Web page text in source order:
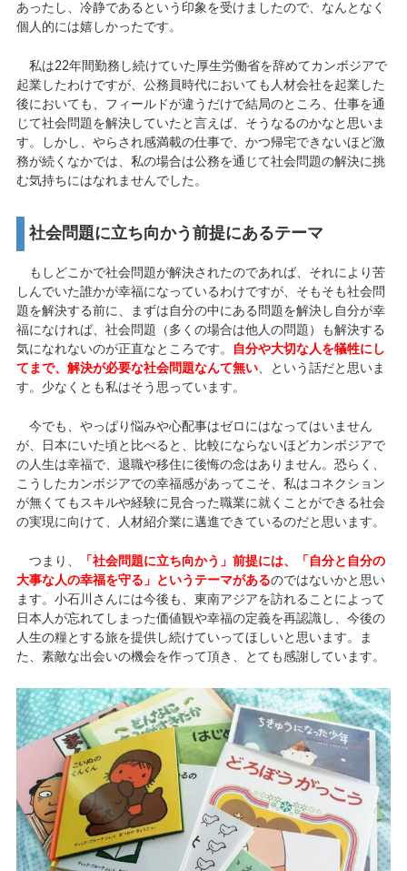
あったし、冷静であるという印象を受けましたので、なんとなく
個人的には嬉しかったです。
私は22年間勤務し続けていた厚生労働省を辞めてカンボジアで
起業したわけですが、公務員時代においても人材会社を起業した
後においても、フィールドが違うだけで結局のところ、仕事を通
じて社会問題を解決していたと言えば、そうなるのかなと思いま
す。しかし、やらされ感満載の仕事で、かつ帰宅できないほど激
務が続くなかでは、私の場合は公務を通じて社会問題の解決に挑
む気持ちにはなれませんでした。
社会問題に立ち向かう前提にあるテーマ
もしどこかで社会問題が解決されたのであれば、それにより苦
しんでいた誰かが幸福になっているわけですが、そもそも社会問
題を解決する前に、まずは自分の中にある問題を解決し自分が幸
福になければ、社会問題（多くの場合は他人の問題）も解決する
気になれないのが正直なところです。
自分や大切な人を犠牲にし
てまで、解決が必要な社会問題なんて無い、という話だと思いま
す。少なくとも私はそう思っています。
今でも、やっぱり悩みや心配事はゼロにはなってはいません
が、日本にいた頃と比べると、比較にならないほどカンボジアで
の人生は幸福で、退職や移住に後悔の念はありません。恐らく、
こうしたカンボジアでの幸福感があってこそ、私はコネクション
が無くてもスキルや経験に見合った職業に就くことができる社会
の実現に向けて、人材紹介業に邁進できているのだと思います。
つまり、
「社会問題に立ち向かう」前提には、「自分と自分の
大事な人の幸福を守る」というテーマがあるのではないかと思い
ます。小石川さんには今後も、東南アジアを訪れることによって
日本人が忘れてしまった価値観や幸福の定義を再認識し、今後の
人生の糧とする旅を提供し続けていってほしいと思います。ま
た、素敵な出会いの機会を作って頂き、とても感謝しています。